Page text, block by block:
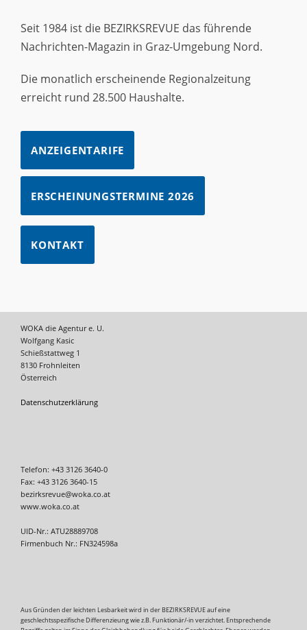
Seit 1984 ist die BEZIRKSREVUE das führende
Nachrichten-Magazin in Graz-Umgebung Nord.
Die monatlich erscheinende Regionalzeitung
erreicht rund 28.500 Haushalte.
ANZEIGENTARIFE
ERSCHEINUNGSTERMINE 2026
KONTAKT
WOKA die Agentur e. U.
Wolfgang Kasic
Schießstattweg 1
8130 Frohnleiten
Österreich
Datenschutzerklärung
Telefon: +43 3126 3640-0
Fax: +43 3126 3640-15
bezirksrevue@woka.co.at
www.woka.co.at
UID-Nr.: ATU28889708
Firmenbuch Nr.: FN324598a
Aus Gründen der leichten Lesbarkeit wird in der BEZIRKSREVUE auf eine
geschlechtsspezifische Differenzieung wie z.B. Funktionär/-in verzichtet. Entsprechende